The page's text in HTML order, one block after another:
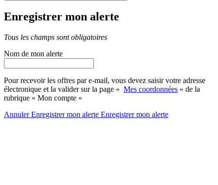
Enregistrer mon alerte
Tous les champs sont obligatoires
Nom de mon alerte
Pour recevoir les offres par e-mail, vous devez saisir votre adresse
électronique et la valider sur la page « Mes coordonnées » de la
rubrique « Mon compte »
AnnulerEnregistrer mon alerte Enregistrermon alerte